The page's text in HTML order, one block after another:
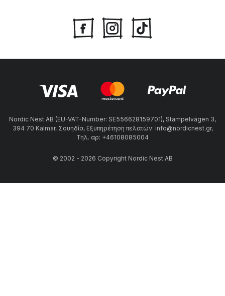
Nordic Nest AB (EU-VAT-Number: SE556628159701), Stämpelvägen 3,
394 70 Kalmar, Σουηδία, Εξυπηρέτηση πελατών: info@nordicnest.gr,
Τηλ. αρ: +46108085004
© 2002 - 2026 Copyright Nordic Nest AB